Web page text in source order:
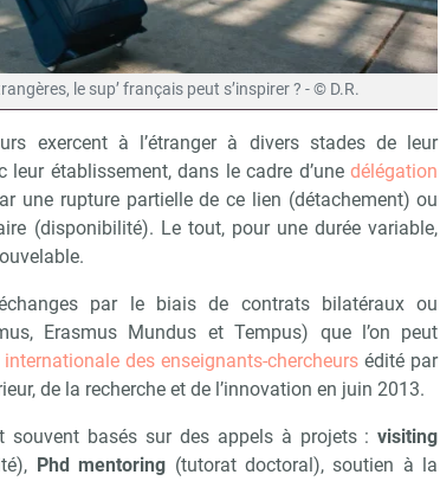
le sup’ français peut s’inspirer ? - © D.R.
exercent à l’étranger à divers stades de leur
leur établissement, dans le cadre d’unedélégation
une rupture partielle de ce lien (détachement) ou
(disponibilité). Le tout, pour une durée variable,
par le biais de contrats bilatéraux ou
Erasmus Mundus et Tempus) que l’on peut
des enseignants-chercheursédité par
de la recherche et de l’innovation en juin 2013.
souvent basés sur des appels à projets :visiting
Phd mentoring (tutorat doctoral), soutien à la